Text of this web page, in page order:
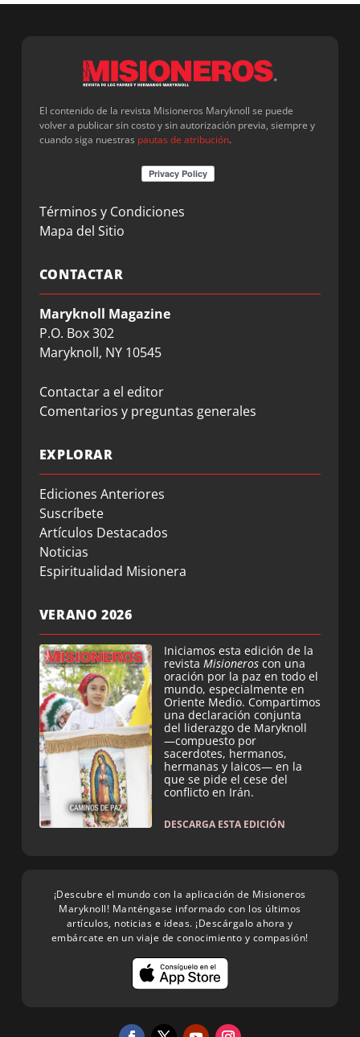
El contenido de la revista Misioneros Maryknoll se puede
volver a publicar sin costo y sin autorización previa, siempre y
cuando siga nuestras pautas de atribución.
Términos y Condiciones
Mapa del Sitio
CONTACTAR
Maryknoll Magazine
P.O. Box 302
Maryknoll, NY 10545
Contactar a el editor
Comentarios y preguntas generales
EXPLORAR
Ediciones Anteriores
Suscríbete
Artículos Destacados
Noticias
Espiritualidad Misionera
VERANO 2026
Iniciamos esta edición de la
revista Misioneros con una
oración por la paz en todo el
mundo, especialmente en
Oriente Medio. Compartimos
una declaración conjunta
del liderazgo de Maryknoll
—compuesto por
sacerdotes, hermanos,
hermanas y laicos— en la
que se pide el cese del
conflicto en Irán.
DESCARGA ESTA EDICIÓN
¡Descubre el mundo con la aplicación de Misioneros
Maryknoll! Manténgase informado con los últimos
artículos, noticias e ideas. ¡Descárgalo ahora y
embárcate en un viaje de conocimiento y compasión!